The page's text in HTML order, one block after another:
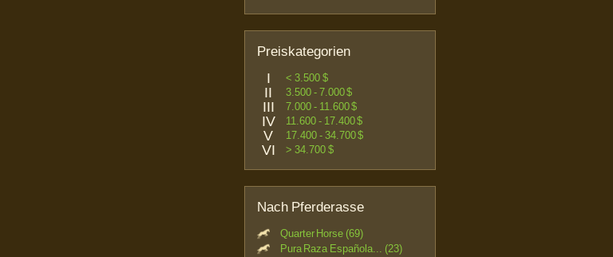
Preiskategorien
I < 3.500 $
II 3.500 - 7.000 $
III 7.000 - 11.600 $
IV 11.600 - 17.400 $
V 17.400 - 34.700 $
VI > 34.700 $
Nach Pferderasse
Quarter Horse (69)
Pura Raza Española... (23)